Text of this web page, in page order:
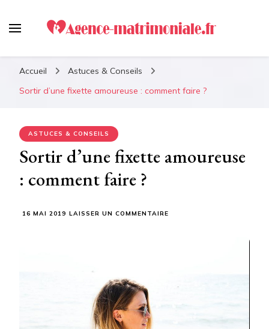
Agence-matrimoniale.fr :
Le meilleur guide pour
retrouver votre âme soeur !
Accueil
Astuces & Conseils
Sortir d’une fixette amoureuse : comment faire ?
ASTUCES & CONSEILS
Sortir d’une fixette amoureuse
: comment faire ?
16 MAI 2019 LAISSER UN COMMENTAIRE
FAIRE